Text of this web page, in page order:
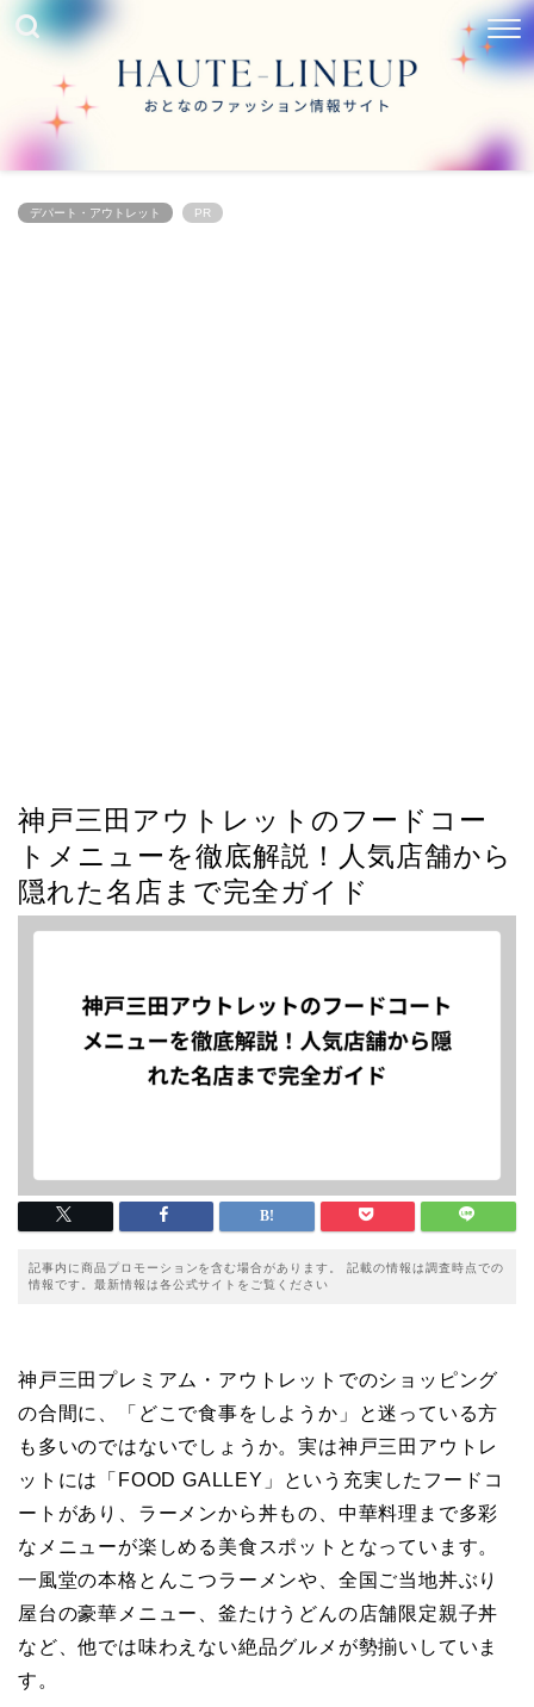
デパート・アウトレット PR
神戸三田アウトレットのフードコー
トメニューを徹底解説！人気店舗から
隠れた名店まで完全ガイド
記事内に商品プロモーションを含む場合があります。 記載の情報は調査時点での
情報です。最新情報は各公式サイトをご覧ください
神戸三田プレミアム・アウトレットでのショッピング
の合間に、「どこで食事をしようか」と迷っている方
も多いのではないでしょうか。実は神戸三田アウトレ
ットには「FOOD GALLEY」という充実したフードコ
ートがあり、ラーメンから丼もの、中華料理まで多彩
なメニューが楽しめる美食スポットとなっています。
一風堂の本格とんこつラーメンや、全国ご当地丼ぶり
屋台の豪華メニュー、釜たけうどんの店舗限定親子丼
など、他では味わえない絶品グルメが勢揃いしていま
す。